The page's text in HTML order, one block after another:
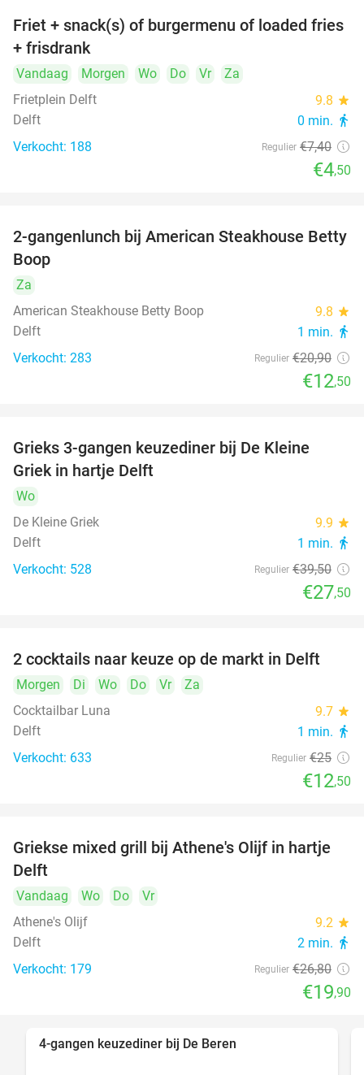
39%
Friet + snack(s) of burgermenu of loaded fries
+ frisdrank
Vandaag Morgen Wo Do Vr
Za
Frietplein Delft
9.8 star
Delft 0 min. directions_walk
Verkocht: 188 Regulier €7,40
€4,50
40%
2-gangenlunch bij American Steakhouse Betty
Boop
Za
American Steakhouse Betty Boop
9.8 star
Delft 1 min. directions_walk
Verkocht: 283 Regulier €20,90
€12,50
Grieks 3-gangen keuzediner bij De Kleine
Griek in hartje Delft
Wo
De Kleine Griek
9.9 star
Delft 1 min. directions_walk
Verkocht: 528 Regulier €39,50
€27,50
50%
2 cocktails naar keuze op de markt in Delft
Morgen Di Wo Do Vr
Za
Cocktailbar Luna
9.7 star
Delft 1 min. directions_walk
Verkocht: 633 Regulier €25
€12,50
26%
Griekse mixed grill bij Athene's Olijf in hartje
Delft
Vandaag Wo Do
Vr
Athene's Olijf
9.2 star
Delft 2 min. directions_walk
Verkocht: 179 Regulier €26,80
€19,90
4-gangen keuzediner bij De Beren